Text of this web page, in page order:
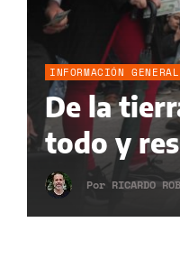
INFORMACIÓN GENERAL
De la
todo y
Por RICARDO